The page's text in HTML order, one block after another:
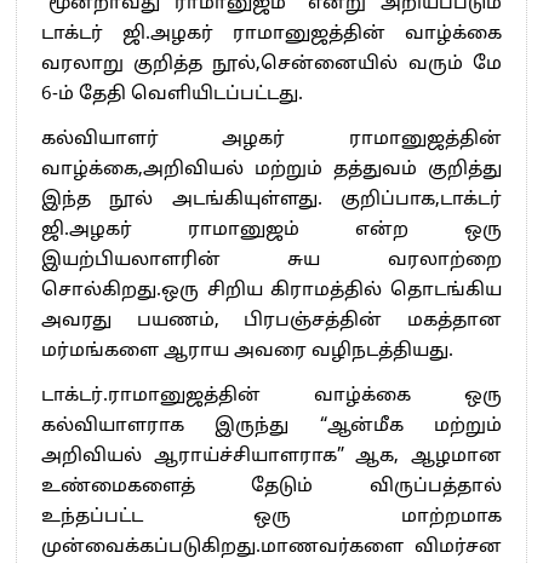
டாக்டர் ஜி.அழகர் ராமானுஜத்தின் வாழ்க்கை
வரலாறு குறித்த நூல்,சென்னையில் வரும் மே
6-ம் தேதி வெளியிடப்பட்டது.
கல்வியாளர் அழகர் ராமானுஜத்தின்
வாழ்க்கை,அறிவியல் மற்றும் தத்துவம் குறித்து
இந்த நூல் அடங்கியுள்ளது. குறிப்பாக,டாக்டர்
ஜி.அழகர் ராமானுஜம் என்ற ஒரு
இயற்பியலாளரின் சுய வரலாற்றை
சொல்கிறது.ஒரு சிறிய கிராமத்தில் தொடங்கிய
அவரது பயணம், பிரபஞ்சத்தின் மகத்தான
மர்மங்களை ஆராய அவரை வழிநடத்தியது.
டாக்டர்.ராமானுஜத்தின் வாழ்க்கை ஒரு
கல்வியாளராக இருந்து “ஆன்மீக மற்றும்
அறிவியல் ஆராய்ச்சியாளராக” ஆக, ஆழமான
உண்மைகளைத் தேடும் விருப்பத்தால்
உந்தப்பட்ட ஒரு மாற்றமாக
முன்வைக்கப்படுகிறது.மாணவர்களை விமர்சன